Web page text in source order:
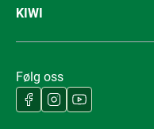
KIWI
Følg oss